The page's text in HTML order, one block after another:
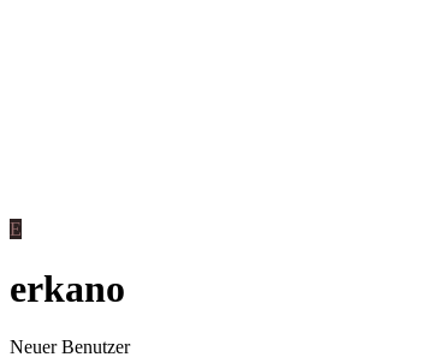
E
erkano
Neuer Benutzer